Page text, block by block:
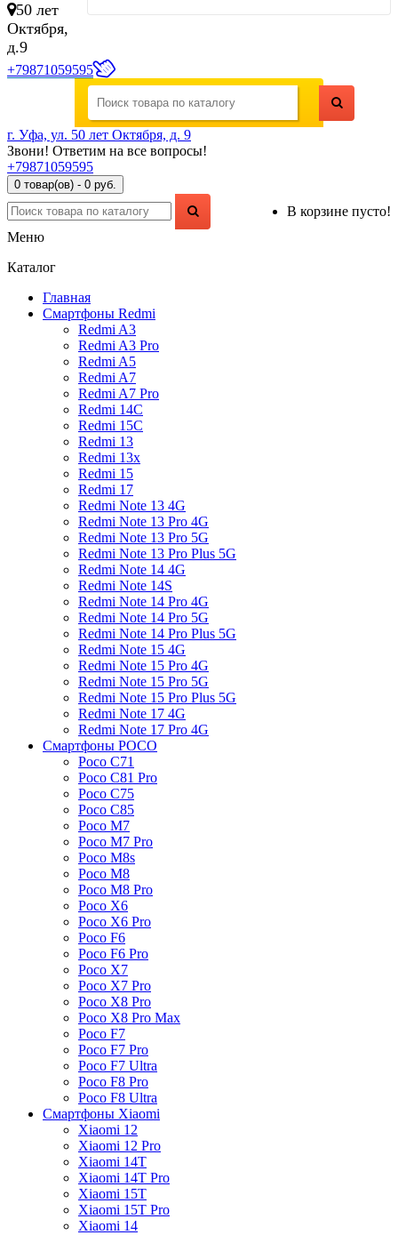
50 лет
Октября,
д.9
+79871059595
г. Уфа, ул. 50 лет Октября, д. 9
Звони! Ответим на все вопросы!
+79871059595
0 товар(ов) - 0 руб.
В корзине пусто!
Меню
Каталог
Главная
Смартфоны Redmi
Redmi A3
Redmi A3 Pro
Redmi A5
Redmi A7
Redmi A7 Pro
Redmi 14C
Redmi 15C
Redmi 13
Redmi 13x
Redmi 15
Redmi 17
Redmi Note 13 4G
Redmi Note 13 Pro 4G
Redmi Note 13 Pro 5G
Redmi Note 13 Pro Plus 5G
Redmi Note 14 4G
Redmi Note 14S
Redmi Note 14 Pro 4G
Redmi Note 14 Pro 5G
Redmi Note 14 Pro Plus 5G
Redmi Note 15 4G
Redmi Note 15 Pro 4G
Redmi Note 15 Pro 5G
Redmi Note 15 Pro Plus 5G
Redmi Note 17 4G
Redmi Note 17 Pro 4G
Смартфоны POCO
Poco C71
Poco C81 Pro
Poco C75
Poco C85
Poco M7
Poco M7 Pro
Poco M8s
Poco M8
Poco M8 Pro
Poco X6
Poco X6 Pro
Poco F6
Poco F6 Pro
Poco X7
Poco X7 Pro
Poco X8 Pro
Poco X8 Pro Max
Poco F7
Poco F7 Pro
Poco F7 Ultra
Poco F8 Pro
Poco F8 Ultra
Смартфоны Xiaomi
Xiaomi 12
Xiaomi 12 Pro
Xiaomi 14T
Xiaomi 14T Pro
Xiaomi 15T
Xiaomi 15T Pro
Xiaomi 14